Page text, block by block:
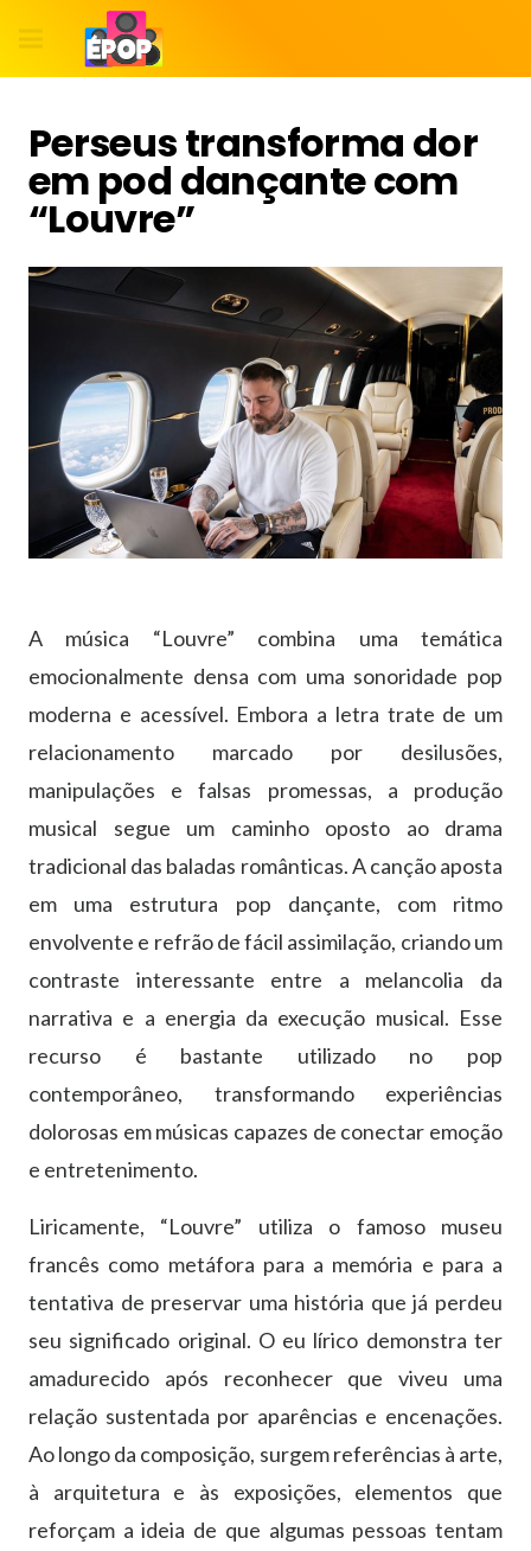
Perseus transforma dor
em pod dançante com
“Louvre”
A música “Louvre” combina uma temática
emocionalmente densa com uma sonoridade pop
moderna e acessível. Embora a letra trate de um
relacionamento marcado por desilusões,
manipulações e falsas promessas, a produção
musical segue um caminho oposto ao drama
tradicional das baladas românticas. A canção aposta
em uma estrutura pop dançante, com ritmo
envolvente e refrão de fácil assimilação, criando um
contraste interessante entre a melancolia da
narrativa e a energia da execução musical. Esse
recurso é bastante utilizado no pop
contemporâneo, transformando experiências
dolorosas em músicas capazes de conectar emoção
e entretenimento.
Liricamente, “Louvre” utiliza o famoso museu
francês como metáfora para a memória e para a
tentativa de preservar uma história que já perdeu
seu significado original. O eu lírico demonstra ter
amadurecido após reconhecer que viveu uma
relação sustentada por aparências e encenações.
Ao longo da composição, surgem referências à arte,
à arquitetura e às exposições, elementos que
reforçam a ideia de que algumas pessoas tentam